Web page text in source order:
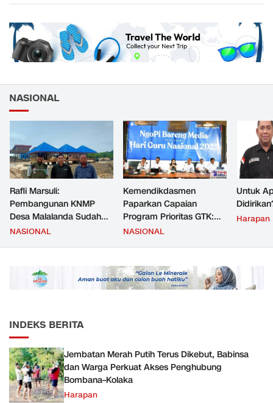
NASIONAL
Rafli Marsuli:
Pembangunan KNMP
Desa Malalanda Sudah
Mencapai 69 Persen dan
JMD dan JMF
NASIONAL
Kemendikdasmen
Paparkan Capaian
Program Prioritas GTK:
Kompetensi Meningkat,
NASIONAL
Untuk
Harapan
INDEKS BERITA
Jembatan Merah Putih Terus Dikebut, Babinsa
dan Warga Perkuat Akses Penghubung
Bombana–Kolaka
Harapan